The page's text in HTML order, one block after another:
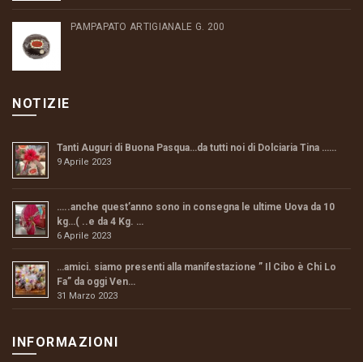
PAMPAPATO ARTIGIANALE G. 200
NOTIZIE
Tanti Auguri di Buona Pasqua…da tutti noi di Dolciaria Tina ……
9 Aprile 2023
…..anche quest’anno sono in consegna le ultime Uova da 10
kg…( ..e da 4 Kg. …
6 Aprile 2023
…amici. siamo presenti alla manifestazione ” Il Cibo è Chi Lo
Fa” da oggi Ven…
31 Marzo 2023
INFORMAZIONI